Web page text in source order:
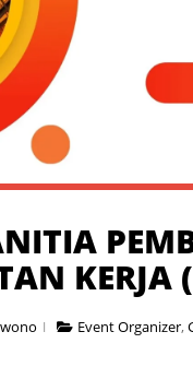
KERJA
Event Organizer,